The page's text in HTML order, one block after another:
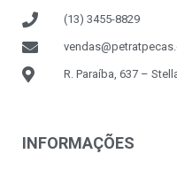
(13) 3455-8829
R. Paraíba, 637 –
INFORMAÇÕES